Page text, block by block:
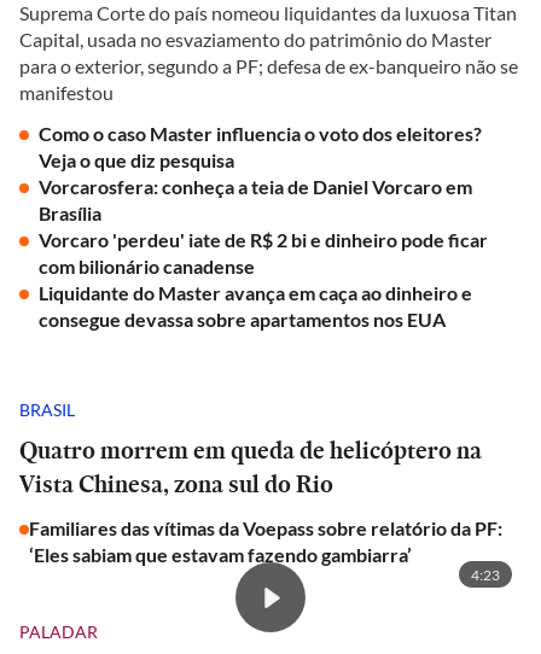
Suprema Corte do país nomeou liquidantes da luxuosa Titan
Capital, usada no esvaziamento do patrimônio do Master
para o exterior, segundo a PF; defesa de ex-banqueiro não se
manifestou
Como o caso Master influencia o voto dos eleitores?
Veja o que diz pesquisa
Vorcarosfera: conheça a teia de Daniel Vorcaro em
Brasília
Vorcaro 'perdeu' iate de R$ 2 bi e dinheiro pode ficar
com bilionário canadense
Liquidante do Master avança em caça ao dinheiro e
consegue devassa sobre apartamentos nos EUA
BRASIL
Quatro morrem em queda de helicóptero na
Vista Chinesa, zona sul do Rio
Familiares das vítimas da Voepass sobre relatório da PF:
‘Eles sabiam que estavam fazendo gambiarra’
4:23
PALADAR